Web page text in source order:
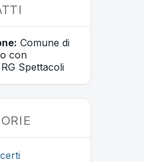
Comune di
con
Spettacoli